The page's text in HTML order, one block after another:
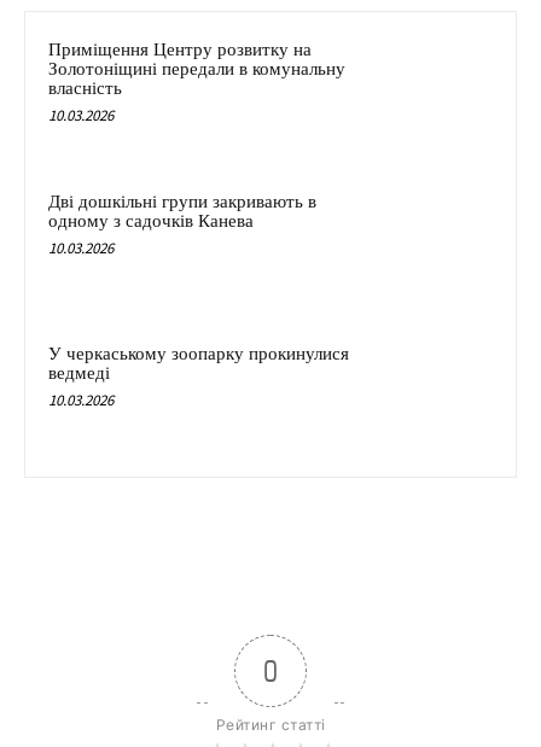
Приміщення Центру розвитку на
Золотоніщині передали в комунальну
власність
10.03.2026
Дві дошкільні групи закривають в
одному з садочків Канева
10.03.2026
У черкаському зоопарку прокинулися
ведмеді
10.03.2026
0
Рейтинг статті